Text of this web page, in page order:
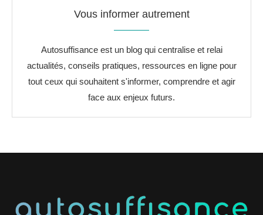
Vous informer autrement
Autosuffisance est un blog qui centralise et relai
actualités, conseils pratiques, ressources en ligne pour
tout ceux qui souhaitent s'informer, comprendre et agir
face aux enjeux futurs.